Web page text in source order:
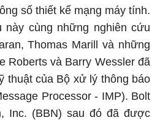
số thiết kế mạng máy tính.
này cùng những nghiên cứu
Thomas Marill và những
Roberts và Barry Wessler đã
thuật của Bộ xử lý thông báo
Processor - IMP). Bolt
Inc. (BBN) sau đó đã được